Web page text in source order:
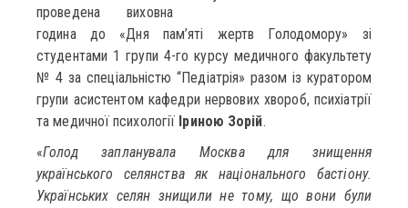
проведена виховна
година до «Дня пам’яті жертв Голодомору» зі
студентами 1 групи 4-го курсу медичного факультету
№ 4 за спеціальністю “Педіатрія» разом із куратором
групи асистентом кафедри нервових хвороб, психіатрії
та медичної психології Іриною Зорій.
«Голод запланувала Москва для знищення
українського селянства як національного бастіону.
Українських селян знищили не тому, що вони були